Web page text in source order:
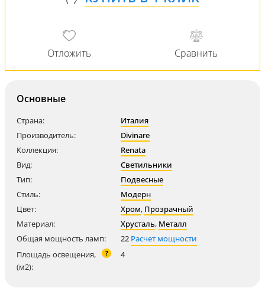
Основные
Страна:
Италия
Производитель:
Divinare
Коллекция:
Renata
Вид:
Светильники
Тип:
Подвесные
Стиль:
Модерн
Цвет:
Хром, Прозрачный
Материал:
Хрусталь, Металл
Общая мощность ламп:
22 Расчет мощности
Площадь освещения,
(м2):
? 4